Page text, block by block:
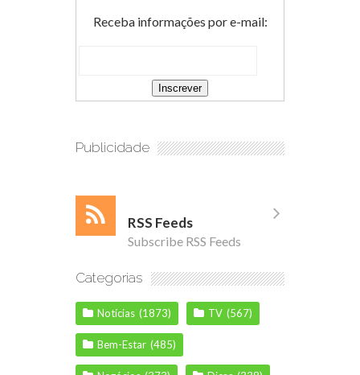
Receba informações por e-mail:
Publicidade
RSS Feeds
Subscribe RSS Feeds
Categorias
Notícias (1873) TV (567)
Bem-Estar (485)